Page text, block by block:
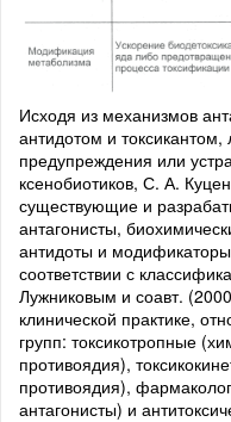
Исходя из механизмов
антидотом и
предупреждения или
ксенобиотиков, С. А.
существующие и
антагонисты,
антидоты и
соответствии с
Лужниковым и соавт.
клинической практике,
групп: токсикотропные
противоядия),
противоядия),
антагонисты) и